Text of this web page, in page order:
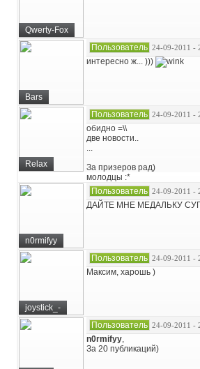
Qwerty-Fox
Bars
Пользователь 24-09-2011 -
интересно ж... )))
Relax
Пользователь 24-09-2011 -
обидно =\\
две новости..
...
За призеров рад)
молодцы :*
n0rmifyy
Пользователь 24-09-2011 -
ДАЙТЕ МНЕ МЕДАЛЬКУ
joystick_-
Пользователь 24-09-2011 -
Максим, харошь )
Пользователь 24-09-2011 -
n0rmifyy,
За 20 публикаций)